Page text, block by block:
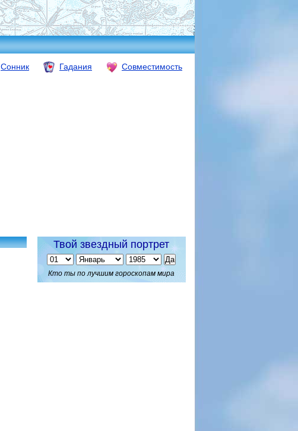
Сонник Гадания Совместимость
Твой звездный портрет
Кто ты по лучшим гороскопам мира